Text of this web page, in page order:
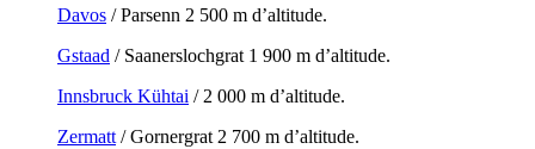
Davos / Parsenn 2 500 m d’altitude.
Gstaad / Saanerslochgrat 1 900 m d’altitude.
Innsbruck Kühtai / 2 000 m d’altitude.
Zermatt/ Gornergrat 2 700 m d’altitude.